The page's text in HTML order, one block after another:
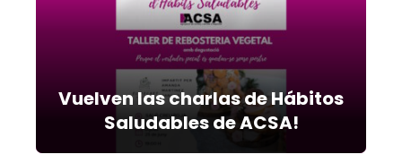
Vuelven las charlas de Hábitos
Saludables de ACSA!